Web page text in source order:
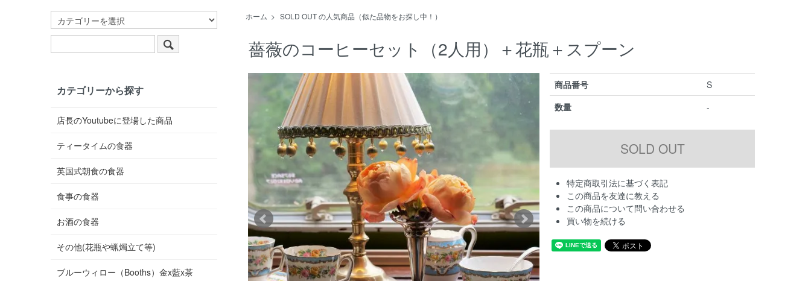
ホーム > SOLD OUT の人気商品（似た品物をお探し中！）
薔薇のコーヒーセット（2人用）＋花瓶＋スプーン
商品番号
S
数量
-
特定商取引法に基づく表記
この商品を友達に教える
この商品について問い合わせる
買い物を続ける
カテゴリーから探す
店長のYoutubeに登場した商品
ティータイムの食器
英国式朝食の食器
食事の食器
お酒の食器
その他(花瓶や蝋燭立て等)
ブルーウィロー（Booths）金x藍x茶